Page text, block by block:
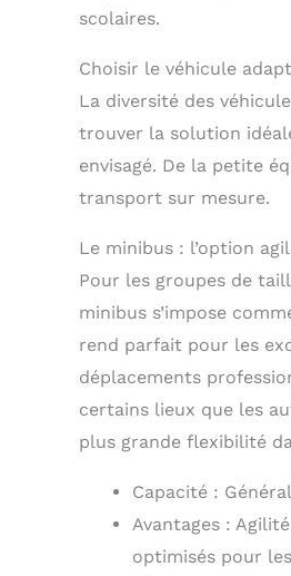
scolaires.
Choisir le véhicule
La diversité des
trouver la solution
envisagé. De la petite
transport sur mesure.
Le minibus : l’option
Pour les groupes de
minibus s’impose
rend parfait pour les
déplacements
certains lieux que les
plus grande flexibilité
Capacité :
Avantages :
optimisés pour